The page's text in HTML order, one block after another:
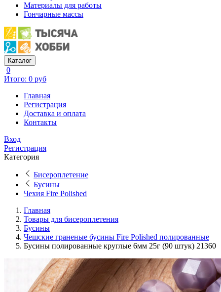
Материалы для работы
Гончарные массы
Каталог
0
Итого: 0 руб
Главная
Регистрация
Доставка и оплата
Контакты
Вход
Регистрация
Категория
Бисероплетение
Бусины
Чехия Fire Polished
Главная
Товары для бисероплетения
Бусины
Чешские граненые бусины Fire Polished полированные
Бусины полированные круглые 6мм 25г (90 штук) 21360